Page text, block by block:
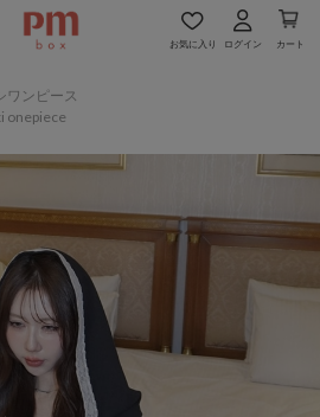
お気に入り ログイン カート
ワンピース
onepiece